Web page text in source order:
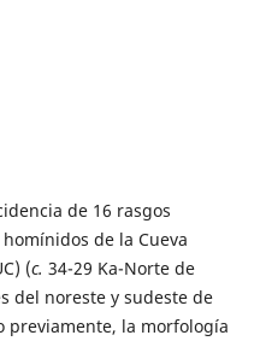
de 16 rasgos
de la Cueva
(c. 34-29 Ka-Norte de
del noreste y sudeste de
previamente, la morfología